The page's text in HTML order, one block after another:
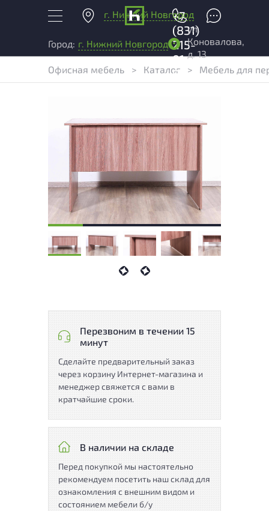
г. Нижний Новгород
+7
(831)
215-
01-
04
Город: г. Нижний Новгород
ул.
Коновалова,
д. 13
Офисная мебель
> Каталог > Мебель для
Перезвоним в течении 15
минут
Сделайте предварительный заказ
через корзину Интернет-магазина и
менеджер свяжется с вами в
кратчайшие сроки.
В наличии на складе
Перед покупкой мы настоятельно
рекомендуем посетить наш склад для
ознакомления с внешним видом и
состоянием мебели б/у